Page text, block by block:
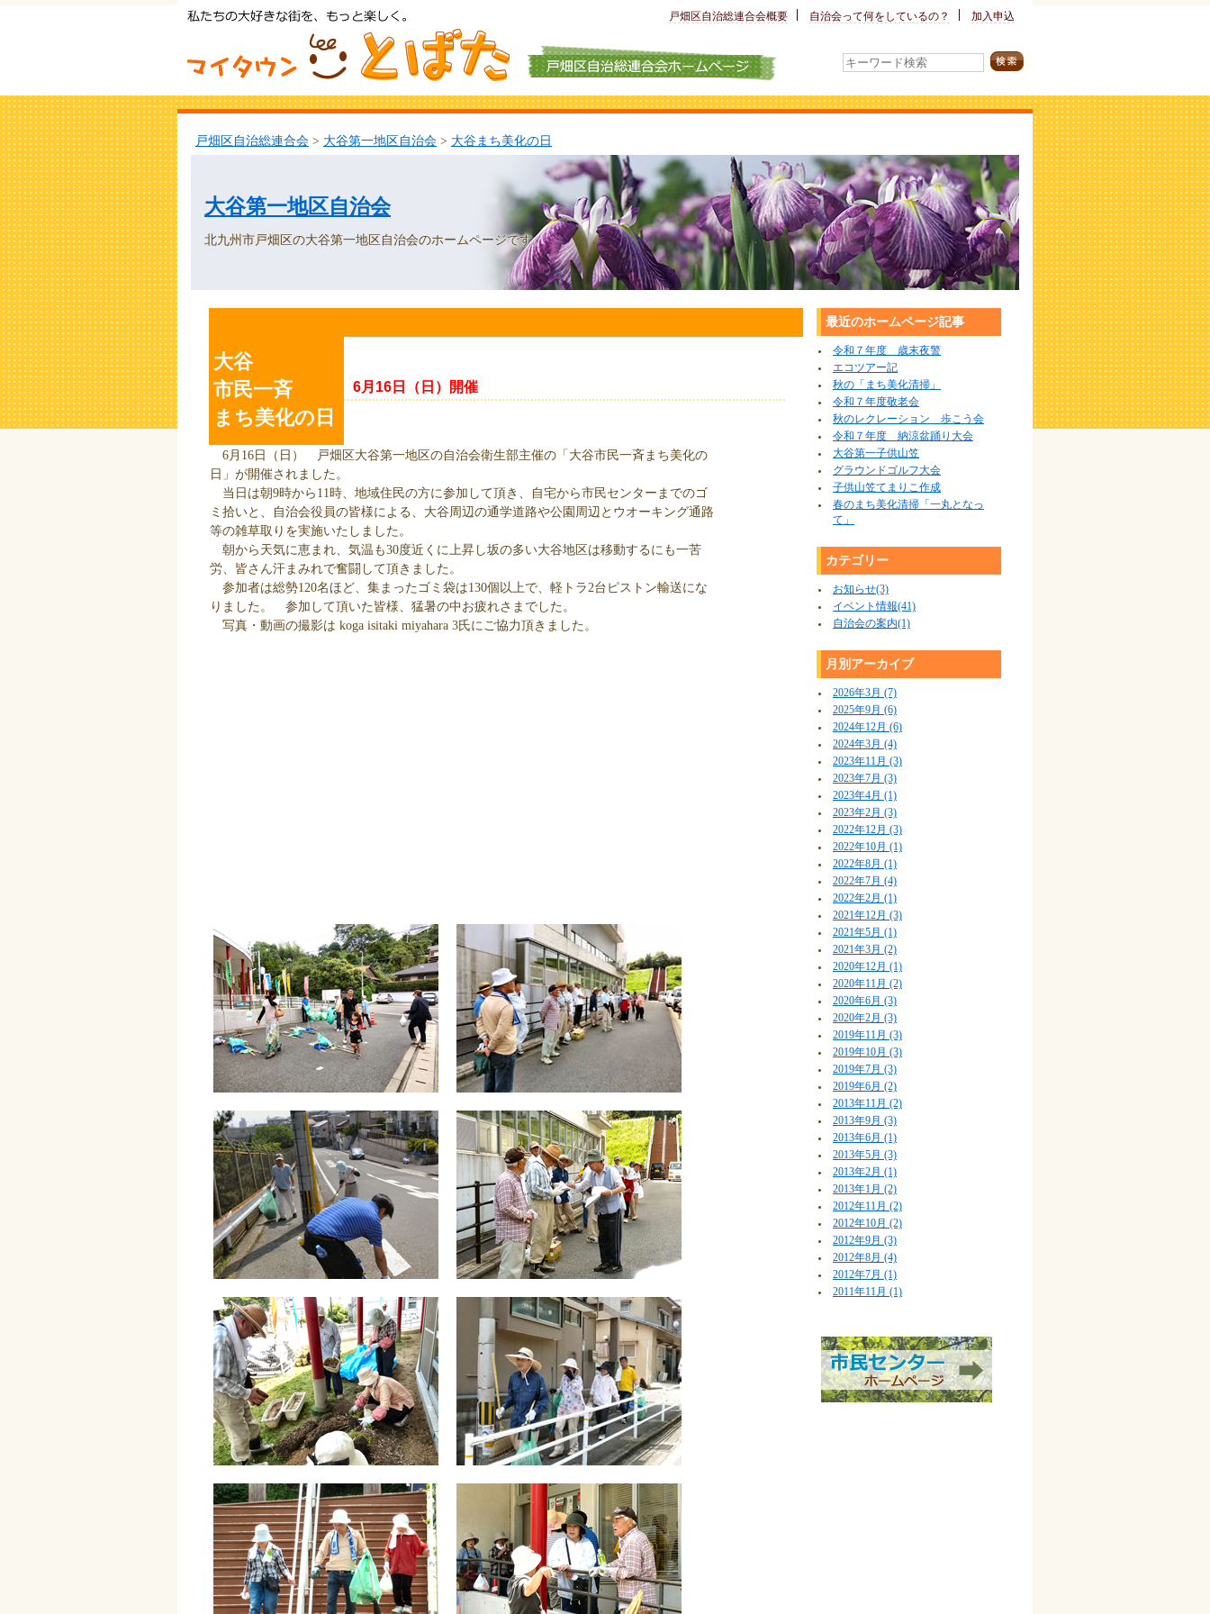
戸畑区自治総連合会概要 自治会って何をしているの？ 加入申込
戸畑区自治総連合会 > 大谷第一地区自治会 > 大谷まち美化の日
大谷第一地区自治会
北九州市戸畑区の大谷第一地区自治会のホームページです。
大谷
市民一斉
まち美化の日
6月16日（日）開催
6月16日（日） 戸畑区大谷第一地区の自治会衛生部主催の「大谷市民一斉まち美化の
日」が開催されました。
当日は朝9時から11時、地域住民の方に参加して頂き、自宅から市民センターまでのゴ
ミ拾いと、自治会役員の皆様による、大谷周辺の通学道路や公園周辺とウオーキング通路
等の雑草取りを実施いたしました。
朝から天気に恵まれ、気温も30度近くに上昇し坂の多い大谷地区は移動するにも一苦
労、皆さん汗まみれで奮闘して頂きました。
参加者は総勢120名ほど、集まったゴミ袋は130個以上で、軽トラ2台ピストン輸送にな
りました。 参加して頂いた皆様、猛暑の中お疲れさまでした。
写真・動画の撮影は koga isitaki miyahara 3氏にご協力頂きました。
最近のホームページ記事
令和７年度 歳末夜警
エコツアー記
秋の「まち美化清掃」
令和７年度敬老会
秋のレクレーション 歩こう会
令和７年度 納涼盆踊り大会
大谷第一子供山笠
グラウンドゴルフ大会
子供山笠てまりこ作成
春のまち美化清掃「一丸となっ
て」
カテゴリー
お知らせ(3)
イベント情報(41)
自治会の案内(1)
月別アーカイブ
2026年3月 (7)
2025年9月 (6)
2024年12月 (6)
2024年3月 (4)
2023年11月 (3)
2023年7月 (3)
2023年4月 (1)
2023年2月 (3)
2022年12月 (3)
2022年10月 (1)
2022年8月 (1)
2022年7月 (4)
2022年2月 (1)
2021年12月 (3)
2021年5月 (1)
2021年3月 (2)
2020年12月 (1)
2020年11月 (2)
2020年6月 (3)
2020年2月 (3)
2019年11月 (3)
2019年10月 (3)
2019年7月 (3)
2019年6月 (2)
2013年11月 (2)
2013年9月 (3)
2013年6月 (1)
2013年5月 (3)
2013年2月 (1)
2013年1月 (2)
2012年11月 (2)
2012年10月 (2)
2012年9月 (3)
2012年8月 (4)
2012年7月 (1)
2011年11月 (1)